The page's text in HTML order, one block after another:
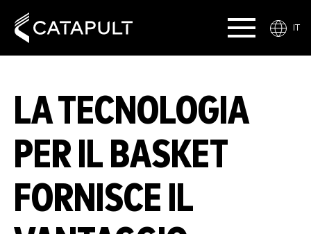
IT
LA TECNOLOGIA
PER IL BASKET
FORNISCE IL